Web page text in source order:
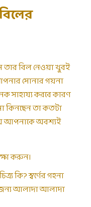
বিল নেওয়া খুবই
সোনার গয়না
সাহায্য করবে কারণ
কিনছেন তা কতটা
আপনাকে অবশ্যই
করুন।
কি? স্বর্ণের গহনা
জন্য আলাদা আলাদা